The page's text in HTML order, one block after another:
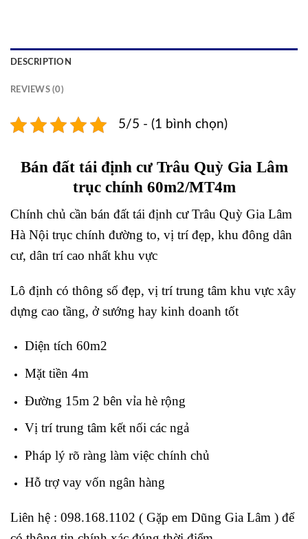
DESCRIPTION
REVIEWS (0)
5/5 - (1 bình chọn)
Bán đất tái định cư Trâu Quỳ Gia Lâm
trục chính 60m2/MT4m
Chính chủ cần bán đất tái định cư Trâu Quỳ Gia Lâm
Hà Nội trục chính đường to, vị trí đẹp, khu đông dân
cư, dân trí cao nhất khu vực
Lô định có thông số đẹp, vị trí trung tâm khu vực xây
dựng cao tầng, ở sướng hay kinh doanh tốt
Diện tích 60m2
Mặt tiền 4m
Đường 15m 2 bên vỉa hè rộng
Vị trí trung tâm kết nối các ngả
Pháp lý rõ ràng làm việc chính chủ
Hỗ trợ vay vốn ngân hàng
Liên hệ : 098.168.1102 ( Gặp em Dũng Gia Lâm ) để